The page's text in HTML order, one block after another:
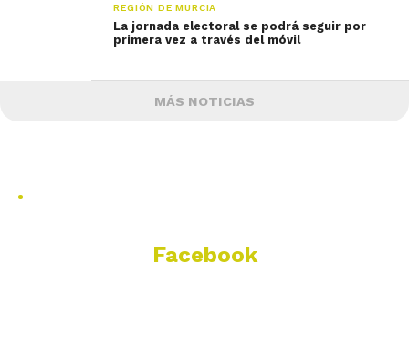
REGIÓN DE MURCIA
La jornada electoral se podrá seguir por
primera vez a través del móvil
MÁS NOTICIAS
.
Facebook